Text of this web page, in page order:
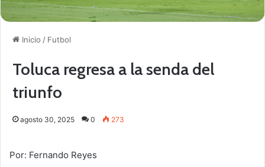
Inicio / Futbol
Toluca regresa a la senda del
triunfo
agosto 30, 2025 0 273
Por: Fernando Reyes